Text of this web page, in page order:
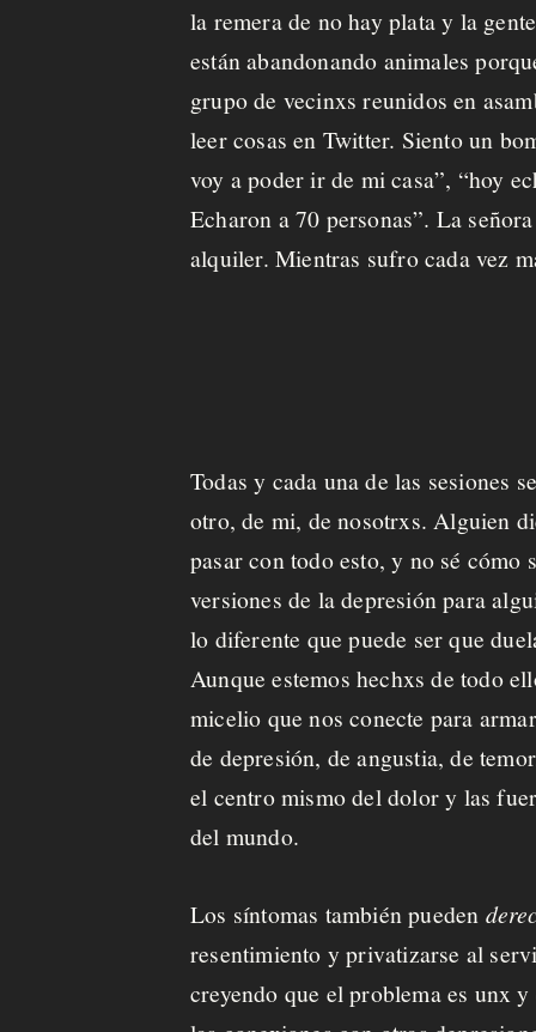
la remera de no hay platay la
están abandonando animales
grupo de vecinxs reunidos en
leer cosas en Twitter. Siento un
voy a poder ir de mi casa”, “hoy
Echaron a 70 personas”. La
alquiler. Mientras sufro cada vez
Todas y cada una de las sesiones
otro, de mi, de nosotrxs.Alguien
pasar con todo esto, y no sé cómo
versiones de la depresión para
lo diferente que puede ser que
Aunque estemos hechxs de todo
micelio que nos conecte para
de depresión, de angustia, de
el centro mismo del dolor y las
del mundo.
Los síntomas también pueden
resentimiento y privatizarse al
creyendo que el problema es unx